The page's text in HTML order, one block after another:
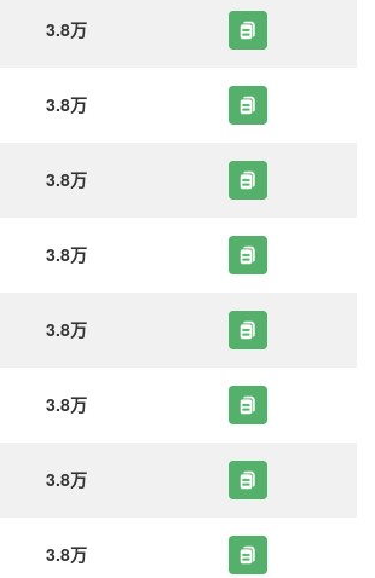
3.8万
3.8万
3.8万
3.8万
3.8万
3.8万
3.8万
3.8万